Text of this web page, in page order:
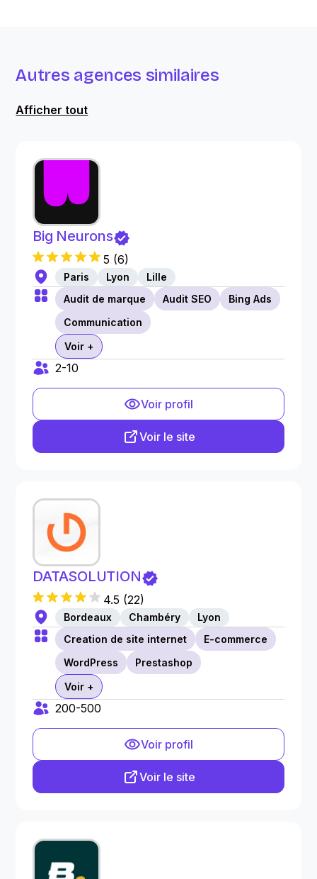
Autres agences similaires
Afficher tout
Big Neurons
5 (6)
Paris Lyon
Lille
Audit de marque
Audit SEO
Bing Ads
Communication
Voir +
2-10
Voir profil
Voir le site
DATASOLUTION
4.5 (22)
Bordeaux Chambéry
Lyon
Creation de site internet
E-commerce
WordPress
Prestashop
Voir +
200-500
Voir profil
Voir le site